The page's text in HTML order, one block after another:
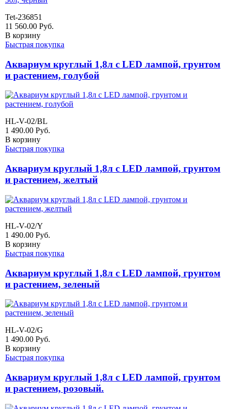
Tet-236851
11 560.00 Руб.
В корзину
Быстрая покупка
Аквариум круглый 1,8л с LED лампой, грунтом
и растением, голубой
HL-V-02/BL
1 490.00 Руб.
В корзину
Быстрая покупка
Аквариум круглый 1,8л с LED лампой, грунтом
и растением, желтый
HL-V-02/Y
1 490.00 Руб.
В корзину
Быстрая покупка
Аквариум круглый 1,8л с LED лампой, грунтом
и растением, зеленый
HL-V-02/G
1 490.00 Руб.
В корзину
Быстрая покупка
Аквариум круглый 1,8л с LED лампой, грунтом
и растением, розовый.